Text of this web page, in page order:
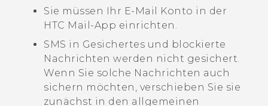
Sie müssen Ihr E-Mail Konto in der
HTC Mail -App einrichten.
SMS in Gesichertes und blockierte
Nachrichten werden nicht gesichert.
Wenn Sie solche Nachrichten auch
sichern möchten, verschieben Sie sie
zunächst in den allgemeinen